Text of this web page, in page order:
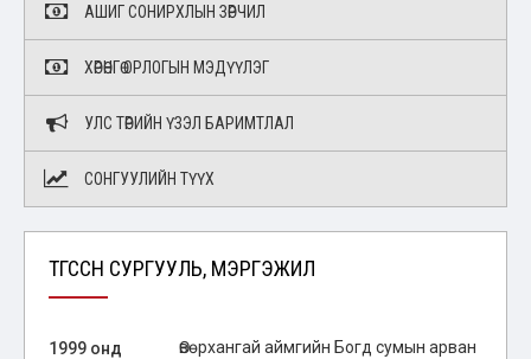
АШИГ СОНИРХЛЫН ЗӨРЧИЛ
ХӨРӨНГӨ ОРЛОГЫН МЭДҮҮЛЭГ
УЛС ТӨРИЙН ҮЗЭЛ БАРИМТЛАЛ
СОНГУУЛИЙН ТҮҮХ
ТӨГССӨН СУРГУУЛЬ, МЭРГЭЖИЛ
1999 онд
Өвөрхангай аймгийн Богд сумын арван